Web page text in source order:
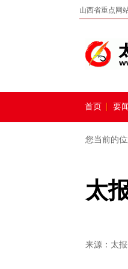
山西省重点网
首页 要闻
您当前的位
太
来源： 太